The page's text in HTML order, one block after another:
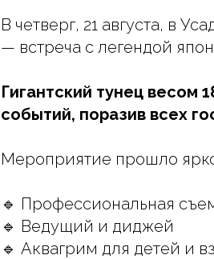
В четверг, 21 августа, в
— встреча с легендой
Гигантский тунец весом
событий, поразив всех
Мероприятие прошло
🔹 Профессиональная
🔹 Ведущий и диджей
🔹 Аквагрим для детей и